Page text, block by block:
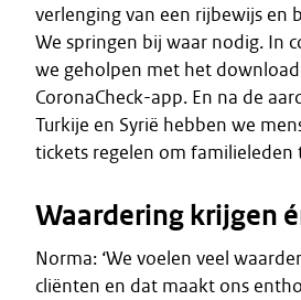
verlenging van een rijbewijs en
We springen bij waar nodig. In
we geholpen met het
CoronaCheck-app. En na de
Turkije en Syrië hebben we
tickets regelen om familieleden
Waardering krijgen
Norma: ‘We voelen veel
cliënten en dat maakt ons